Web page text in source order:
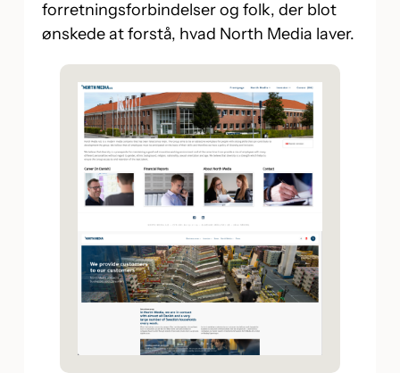
forretningsforbindelser og folk, der blot
ønskede at forstå, hvad North Media laver.